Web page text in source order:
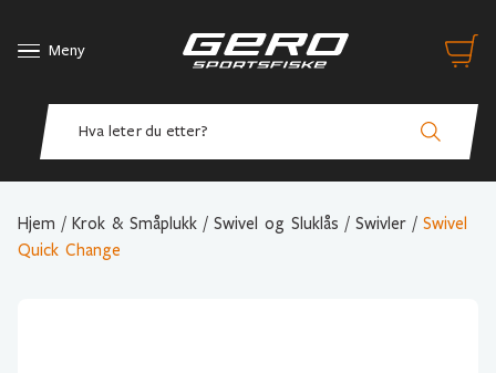
Meny
Hjem / Krok & Småplukk / Swivel og Sluklås / Swivler / Swivel
Quick Change